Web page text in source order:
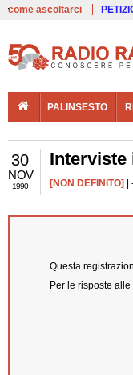
come ascoltarci
PALINSESTO
30
NOV
1990
Interviste
[NON DEFINITO]
Questa
Per le risposte